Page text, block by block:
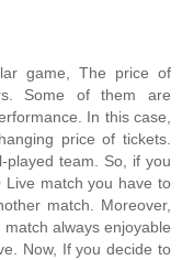
game, The price of
Some of them are
In this case,
price of tickets.
played team. So, if you
match you have to
match. Moreover,
always enjoyable
Now, If you decide to